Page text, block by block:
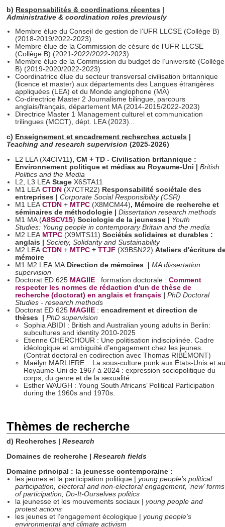
b) Responsabilités & coordinations récentes |
Administrative & coordination roles previously
Membre élue du Conseil de gestion de l’UFR LLCSE (Collège B)
(2018-2019/2022-2023)
Membre élue de la Commission de césure de l’UFR LLCSE
(Collège B) (2021-2022/2022-2023)
Membre élue de la Commission du budget de l’université (Collège
B) (2019-2020/2022-2023)
Coordinatrice élue du secteur transversal civilisation britannique
(licence et master) aux départements des Langues étrangères
appliquées (LEA) et du Monde anglophone (MA)
Co-directrice Master 2 Journalisme bilingue, parcours
anglais/français, département MA (2014-2015/2022-2023)
Directrice Master 1 Management culturel et communication
trilingues (MCCT), dépt. LEA (2023)...
c) Enseignement et encadrement recherches actuels
Teaching and research supervision (2025-2026)
L2 LEA (X4CIV11), CM + TD - Civilisation britannique :
Environnement politique et médias au Royaume-Uni
British
Politics and the Media
L2, L3 LEA Stage X6STA11
M1 LEA CTDN (X7CTR22) Responsabilité sociétale des
entreprises
Corporate Social Responsibility (CSR)
M1 LEA CTDN + MTPC (X8MCM44), Mémoire de recherche et
séminaires de méthodologie
Dissertation research methods
M1 MA (A8SCV15) Sociologie de la jeunesse
Youth
Studies: Young people in contemporary Britain and the media
M2 LEA MTPC (X9MTS11) Sociétés solidaires et durables :
anglais | Society, Solidarity and Sustainability
M2 LEA CTDN + MTPC + TTJF (X9BSN22) Ateliers d'écriture
mémoire
M1 M2 LEA MADirection de mémoires
MA dissertation
supervision
Doctorat ED 625 MAGIIE : formation doctorale : Comment
respecter les normes de rédaction d'un de thèse de
recherche (doctorat) en anglais et français
PhD Doctoral
Studies - research methods
Doctorat ED 625 MAGIIE : encadrement et direction de
thèses
PhD supervision
Sophia ABIDI : British and Australian young adults in Berlin:
subcultures and identity 2010-2025
Etienne CHERCHOUR : Une politisation indisciplinée. Cadre
idéologique et ambiguïté d’engagement chez les jeunes.
(Contrat doctoral en codirection avec Thomas RIBÉMONT)
Maëlyn MARLIERE : La sous-culture punk aux États-Unis et au
Royaume-Uni de 1967 à 2024 : expression sociopolitique du
corps, du genre et de la sexualité
Esther WAUGH : Young South Africans’ Political Participation
during the 1960s and 1970s.
Thèmes de recherche
d) Recherches | Research
Domaines de recherche | Research fields
Domaine principal : la jeunesse contemporaine :
les jeunes et la participation politique | young people's political
participation, electoral and non-electoral engagement, ‘new’ forms
of participation, Do-It-Ourselves politics
la jeunesse et les mouvements sociaux | young people and
protest actions
les jeunes et l’engagement écologique
young people's
environmental and climate activism